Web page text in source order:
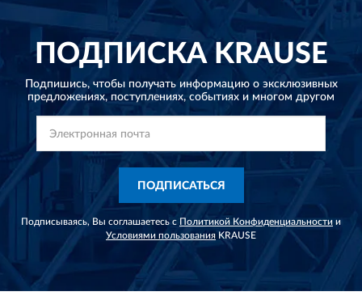
ПОДПИСКАKRAUSE
Подпишись, чтобы получать информацию о эксклюзивных
предложениях, поступлениях, событиях и многом другом
ПОДПИСАТЬСЯ
Подписываясь, Вы соглашаетесь с Политикой Конфиденциальности и
Условиями пользованияKRAUSE